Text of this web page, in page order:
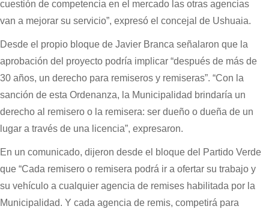
cuestión de competencia en el mercado las otras agencias
van a mejorar su servicio”, expresó el concejal de Ushuaia.
Desde el propio bloque de Javier Branca señalaron que la
aprobación del proyecto podría implicar “después de más de
30 años, un derecho para remiseros y remiseras”. “Con la
sanción de esta Ordenanza, la Municipalidad brindaría un
derecho al remisero o la remisera: ser dueño o dueña de un
lugar a través de una licencia”, expresaron.
En un comunicado, dijeron desde el bloque del Partido Verde
que “Cada remisero o remisera podrá ir a ofertar su trabajo y
su vehículo a cualquier agencia de remises habilitada por la
Municipalidad. Y cada agencia de remis, competirá para